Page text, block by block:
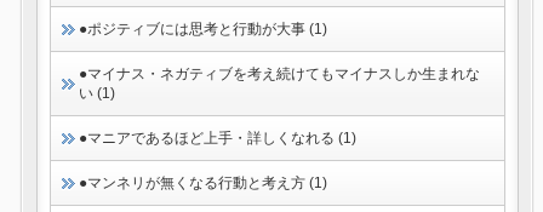
●ポジティブには思考と行動が大事 (1)
●マイナス・ネガティブを考え続けてもマイナスしか生まれな
い (1)
●マニアであるほど上手・詳しくなれる (1)
●マンネリが無くなる行動と考え方 (1)